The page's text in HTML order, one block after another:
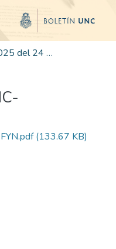
Edición 019/2025 del 24 de julio de 2025
(133.67 KB)